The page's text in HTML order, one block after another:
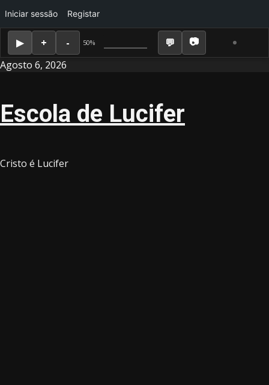
50%
Iniciar sessão Registar
Skip
Agosto 6, 2026
Escola de Lucifer
Cristo é Lucifer